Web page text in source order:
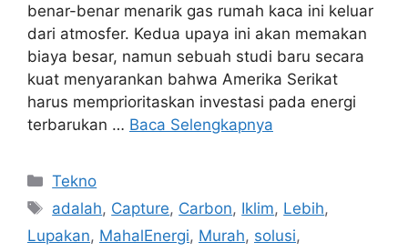
benar-benar menarik gas rumah kaca ini keluar
dari atmosfer. Kedua upaya ini akan memakan
biaya besar, namun sebuah studi baru secara
kuat menyarankan bahwa Amerika Serikat
harus memprioritaskan investasi pada energi
terbarukan … Baca Selengkapnya
Kategori
Tekno
Tag
adalah, Capture, Carbon, Iklim, Lebih,
Lupakan, MahalEnergi, Murah, solusi,